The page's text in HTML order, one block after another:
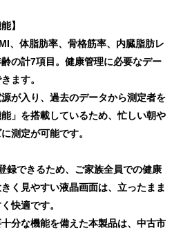
】
、体脂肪率、骨格筋率、内臓脂肪レ
の計7項目。健康管理に必要なデー
ます。
が入り、過去のデータから測定者を
」を搭載しているため、忙しい朝や
測定が可能です。
録できるため、ご家族全員での健康
く見やすい液晶画面は、立ったまま
快適です。
分な機能を備えた本製品は、中古市